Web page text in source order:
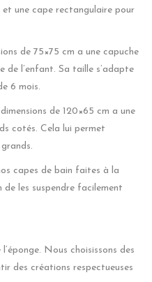
une cape rectangulaire pour
de 75×75 cm a une capuche
de l’enfant. Sa taille s’adapte
6 mois.
de 120×65 cm a une
cotés. Cela lui permet
capes de bain faites à la
les suspendre facilement
Nous choisissons des
des créations respectueuses